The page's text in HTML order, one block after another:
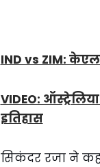
IND vs ZIM:
VIDEO:
इतिहास
सिकंदर रजा ने